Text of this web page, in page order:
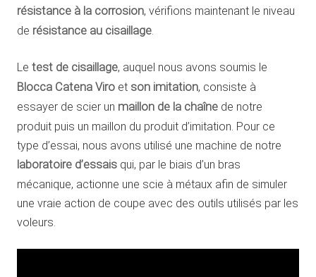
résistance à la corrosion, vérifions maintenant le niveau
de résistance au cisaillage.
Le test de cisaillage, auquel nous avons soumis le
Blocca Catena Viro et son imitation, consiste à
essayer de scier un maillon de la chaîne de notre
produit puis un maillon du produit d’imitation. Pour ce
type d’essai, nous avons utilisé une machine de notre
laboratoire d’essais qui, par le biais d’un bras
mécanique, actionne une scie à métaux afin de simuler
une vraie action de coupe avec des outils utilisés par les
voleurs.